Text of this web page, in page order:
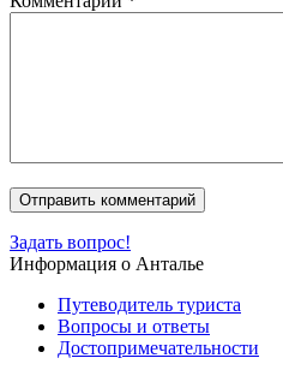
Задать вопрос!
Информация о Анталье
Путеводитель туриста
Вопросы и ответы
Достопримечательности